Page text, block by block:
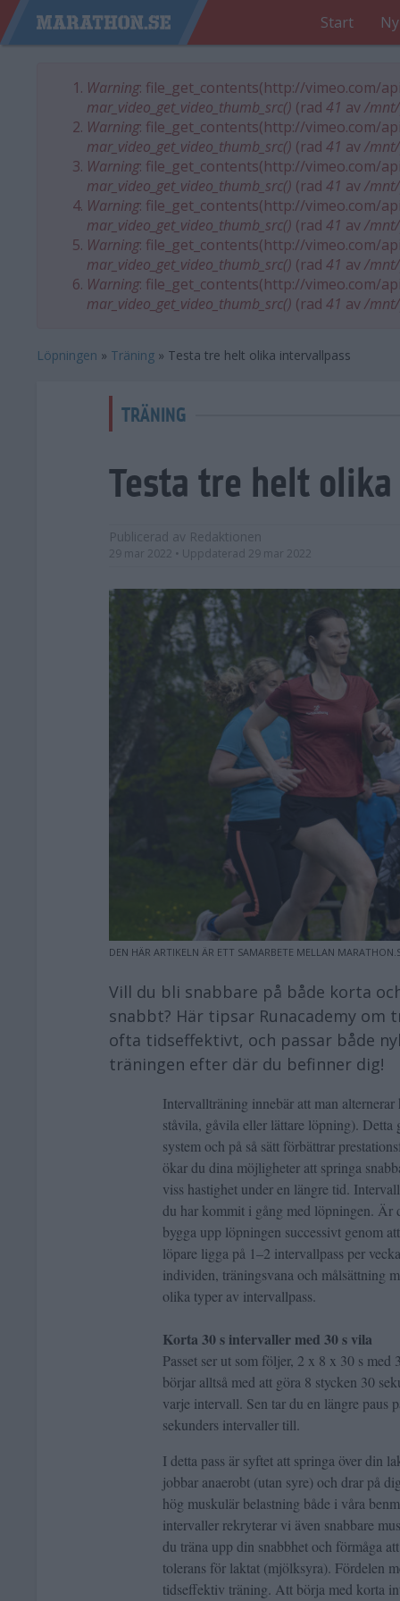
Start
Felmeddelande
Warning: file_get_contents(http://vimeo.com/
mar_video_get_video_thumb_src() (rad 41 av/
Warning: file_get_contents(http://vimeo.com/
mar_video_get_video_thumb_src() (rad 41 av/
Warning: file_get_contents(http://vimeo.com/
mar_video_get_video_thumb_src() (rad 41 av/
Warning: file_get_contents(http://vimeo.com/
mar_video_get_video_thumb_src() (rad 41 av/
Warning: file_get_contents(http://vimeo.com/
mar_video_get_video_thumb_src() (rad 41 av/
Warning: file_get_contents(http://vimeo.com/
mar_video_get_video_thumb_src() (rad 41 av/
Löpningen » Träning » Testa tre helt olika intervallpass
TRÄNING
Testa tre helt
Publicerad av Redaktionen
29 mar 2022 • Uppdaterad 29 mar 2022
DEN HÄR ARTIKELN ÄR ETT SAMARBETE MELLAN
Vill du bli snabbare på både korta
snabbt? Här tipsar Runacademy
ofta tidseffektivt, och passar både
träningen efter där du befinner dig!
Intervallträning innebär att man
ståvila, gåvila eller lättare löpning).
system och på så sätt förbättrar
ökar du dina möjligheter att springa
viss hastighet under en längre tid.
du har kommit i gång med löpningen. Är
bygga upp löpningen successivt genom
löpare ligga på 1–2 intervallpass per
individen, träningsvana och målsättning
olika typer av intervallpass.
Korta 30 s intervaller med 30 s vila
Passet ser ut som följer, 2 x 8 x 30 s
börjar alltså med att göra 8 stycken 30
varje intervall. Sen tar du en längre paus
sekunders intervaller till.
I detta pass är syftet att springa över din
jobbar anaerobt (utan syre) och drar på
hög muskulär belastning både i våra
intervaller rekryterar vi även snabbare
du träna upp din snabbhet och förmåga
tolerans för laktat (mjölksyra). Fördelen
tidseffektiv träning. Att börja med korta